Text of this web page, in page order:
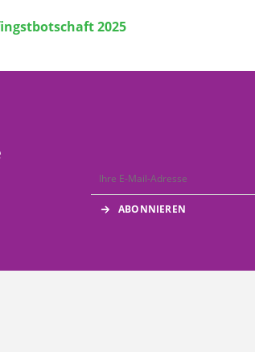
2025